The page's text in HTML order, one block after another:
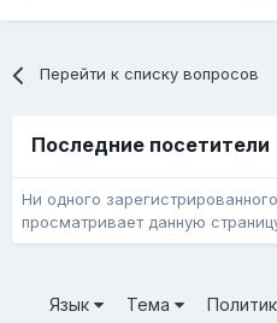
Перейти к списку вопросов
Последние посетители
Ни одного
просматривает данную
Язык Тема